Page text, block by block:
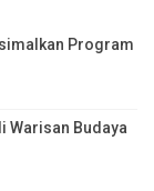
Program
Warisan Budaya